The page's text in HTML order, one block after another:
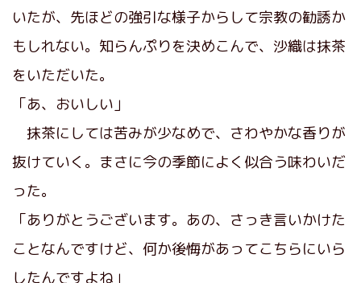
いたが、先ほどの強引な様子からして宗教の勧誘か
もしれない。知らんぷりを決めこんで、沙織は抹茶
をいただいた。
「あ、おいしい」
抹茶にしては苦みが少なめで、さわやかな香りが
抜けていく。まさに今の季節によく似合う味わいだ
った。
「ありがとうございます。あの、さっき言いかけた
ことなんですけど、何か後悔があってこちらにいら
したんですよね」